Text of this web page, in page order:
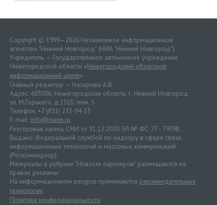
Copyright © 1999—2026 Независимое информационное
агентство "Нижний Новгород" (НИА "Нижний Новгород")
Учредитель — Государственное автономное учреждение
Нижегородской области «Нижегородский областной
информационный центр»
Главный редактор — Назарова А.В.
Адрес: 603006, Нижегородская область, г. Нижний Новгород.
ул. М.Горького, д.151Б, пом. 5
Телефон: +7 (831) 233-94-53
E-mail: info@niann.ru
Реестровая запись СМИ от 31.12.2020 ЭЛ № ФС 77 - 79798.
Выдано Федеральной службой по надзору в сфере связи,
информационных технологий и массовых коммуникаций
(Роскомнадзор).
Материалы в рубрике "Новости партнеров" размещаются на
правах рекламы.
На информационном ресурсе применяются рекомендательные
технологии.
Политика конфиденциальности